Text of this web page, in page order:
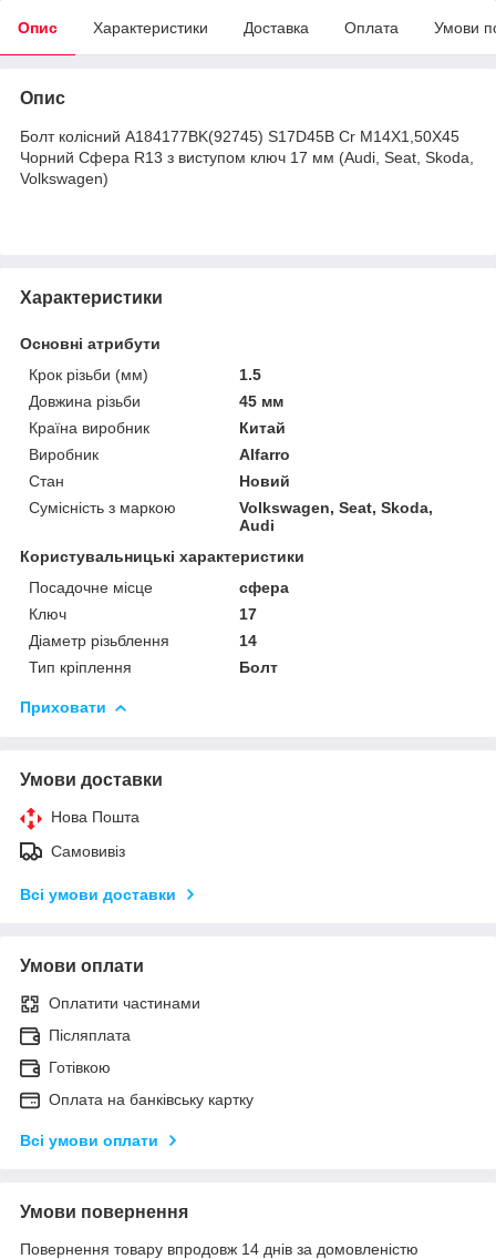
Опис Характеристики Доставка Оплата Умови
Опис
Болт колісний A184177BK(92745) S17D45B Cr M14X1,50X45
Чорний Сфера R13 з виступом ключ 17 мм (Audi, Seat, Skoda,
Volkswagen)
Характеристики
Основні атрибути
Крок різьби (мм)
1.5
Довжина різьби
45 мм
Країна виробник
Китай
Виробник
Alfarro
Стан
Новий
Сумісність з маркою
Volkswagen, Seat, Skoda,
Audi
Користувальницькі характеристики
Посадочне місце
сфера
Ключ
17
Діаметр різьблення
14
Тип кріплення
Болт
Приховати
Умови доставки
Нова Пошта
Самовивіз
Всі умови доставки
Умови оплати
Оплатити частинами
Післяплата
Готівкою
Оплата на банківську картку
Всі умови оплати
Умови повернення
Повернення товару впродовж 14 днів за домовленістю